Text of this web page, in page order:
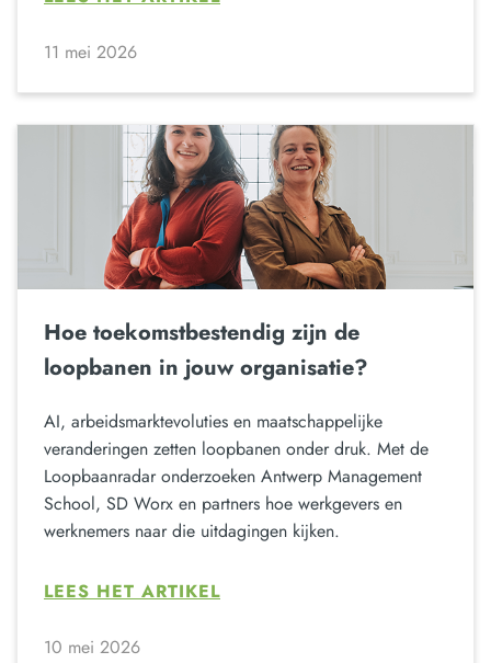
11 mei 2026
Hoe toekomstbestendig zijn de
loopbanen in jouw organisatie?
AI, arbeidsmarktevoluties en maatschappelijke
veranderingen zetten loopbanen onder druk. Met de
Loopbaanradar onderzoeken Antwerp Management
School, SD Worx en partners hoe werkgevers en
werknemers naar die uitdagingen kijken.
LEES HET ARTIKEL
10 mei 2026